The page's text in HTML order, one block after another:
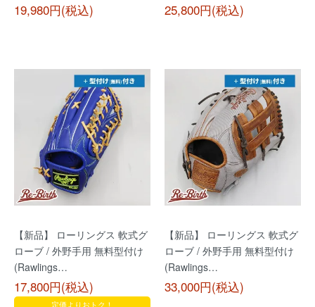
19,980円(税込) 25,800円(税込)
【新品】 ローリングス 軟式グ
ローブ / 外野手用 無料型付け
(Rawlings…
17,800円(税込)
定価よりおトク！
【新品】 ローリングス 軟式グ
ローブ / 外野手用 無料型付け
(Rawlings…
33,000円(税込)